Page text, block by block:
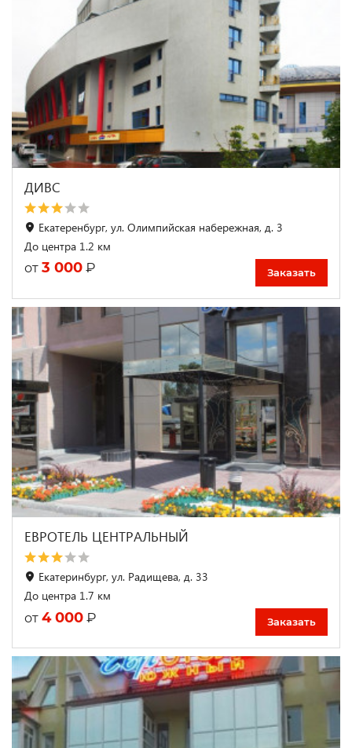
ДИВС
Екатеренбург, ул. Олимпийская набережная, д. 3
До центра 1.2 км
от 3 000 ₽ Заказать
ЕВРОТЕЛЬ ЦЕНТРАЛЬНЫЙ
Екатеринбург, ул. Радищева, д. 33
До центра 1.7 км
от 4 000 ₽ Заказать